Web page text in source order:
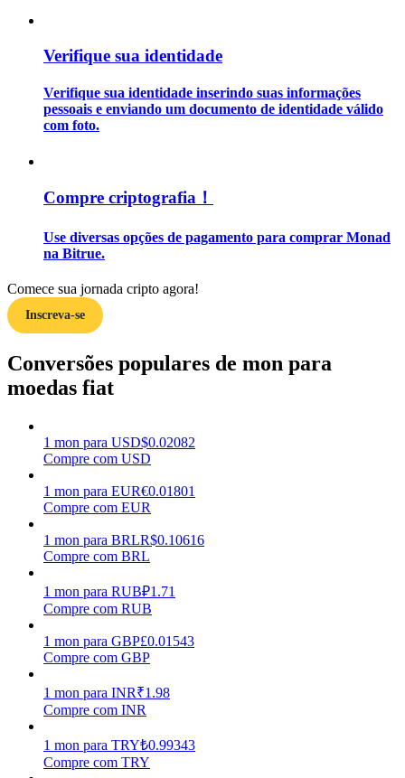
Aprenda como se manter lucrativo
Porquinho poderoso
Verifique sua identidade
Verifique sua identidade inserindo suas informações
pessoais e enviando um documento de identidade válido
com foto.
Compre criptografia！
Use diversas opções de pagamento para comprar Monad
na Bitrue.
Comece sua jornada cripto agora!
Inscreva-se
Conversões populares de mon para
moedas fiat
1 mon para USD$0.02082
Compre com USD
1 mon para EUR€0.01801
Compre com EUR
1 mon para BRLR$0.10616
Compre com BRL
1 mon para RUB₽1.71
Compre com RUB
1 mon para GBP£0.01543
Compre com GBP
1 mon para INR₹1.98
Compre com INR
1 mon para TRY₺0.99343
Compre com TRY